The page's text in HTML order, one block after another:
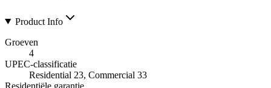
Product Info
Groeven
4
UPEC-classificatie
Residential 23, Commercial 33
Residentiële garantie